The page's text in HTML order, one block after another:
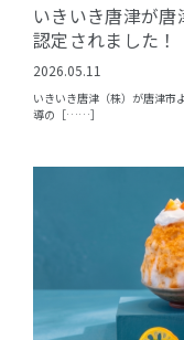
いきいき唐津が
認定されました！
2026.05.11
いきいき唐津（株）が唐津市
導の［……］